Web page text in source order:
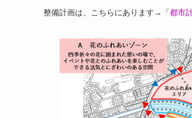
整備計画は、こちらにあります→「 都市